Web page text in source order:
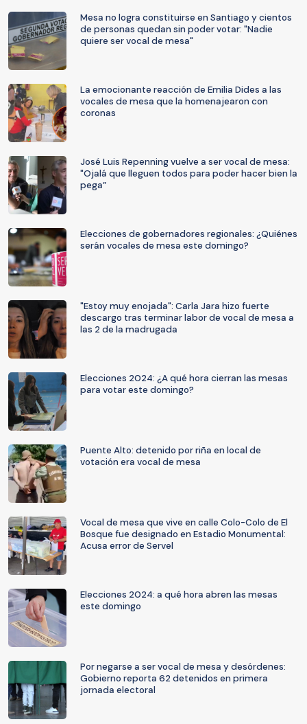
Mesa no logra constituirse en Santiago y cientos
de personas quedan sin poder votar: "Nadie
quiere ser vocal de mesa"
La emocionante reacción de Emilia Dides a las
vocales de mesa que la homenajearon con
coronas
José Luis Repenning vuelve a ser vocal de mesa:
"Ojalá que lleguen todos para poder hacer bien la
pega”
Elecciones de gobernadores regionales: ¿Quiénes
serán vocales de mesa este domingo?
"Estoy muy enojada": Carla Jara hizo fuerte
descargo tras terminar labor de vocal de mesa a
las 2 de la madrugada
Elecciones 2024: ¿A qué hora cierran las mesas
para votar este domingo?
Puente Alto: detenido por riña en local de
votación era vocal de mesa
Vocal de mesa que vive en calle Colo-Colo de El
Bosque fue designado en Estadio Monumental:
Acusa error de Servel
Elecciones 2024: a qué hora abren las mesas
este domingo
Por negarse a ser vocal de mesa y desórdenes:
Gobierno reporta 62 detenidos en primera
jornada electoral